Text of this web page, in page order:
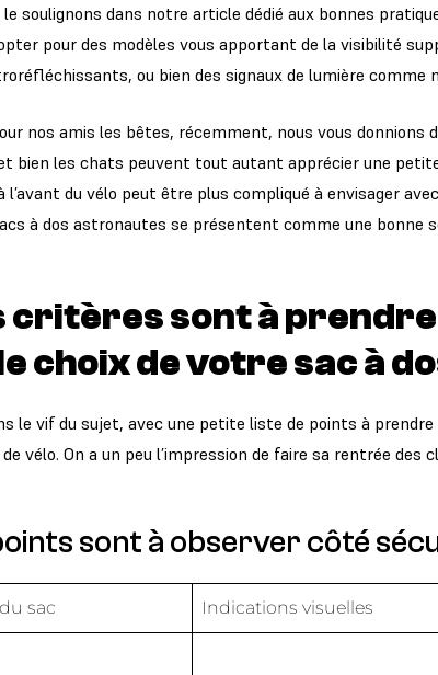
soulignons dans notre article dédié aux bonnes
pour des modèles vous apportant de la visibilité
ou bien des signaux de lumière comme
nos amis les bêtes, récemment, nous vous donnions
bien les chats peuvent tout autant apprécier une
l’avant du vélo peut être plus compliqué à envisager
à dos astronautes se présentent comme une bonne
critères sont à
choix de votre sac à
le vif du sujet, avec une petite liste de points à
vélo. On a un peu l’impression de faire sa rentrée des
sont à observer côté
sac Indications visuelles